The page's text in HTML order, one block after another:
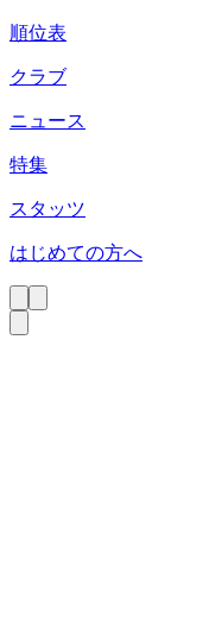
順位表
クラブ
ニュース
特集
スタッツ
はじめての方へ